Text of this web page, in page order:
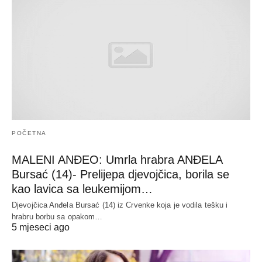
POČETNA
MALENI ANĐEO: Umrla hrabra ANĐELA
Bursać (14)- Prelijepa djevojčica, borila se
kao lavica sa leukemijom…
Djevojčica Anđela Bursać (14) iz Crvenke koja je vodila tešku i
hrabru borbu sa opakom…
5 mjeseci ago